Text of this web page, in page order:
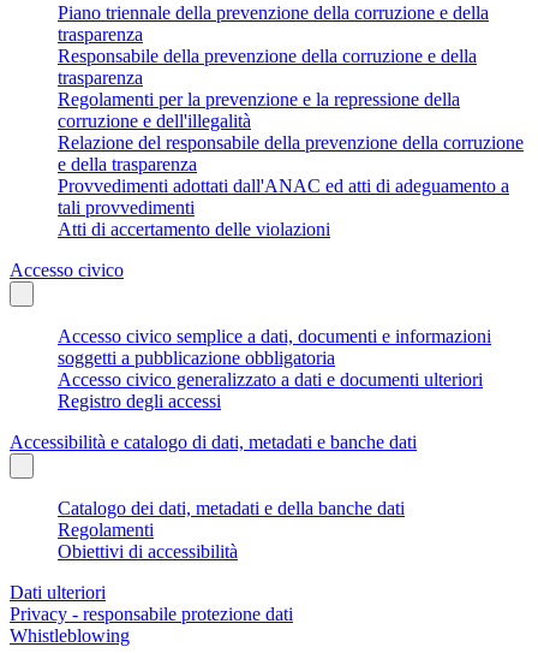
Piano triennale della prevenzione della corruzione e della
trasparenza
Responsabile della prevenzione della corruzione e della
trasparenza
Regolamenti per la prevenzione e la repressione della
corruzione e dell'illegalità
Relazione del responsabile della prevenzione della corruzione
e della trasparenza
Provvedimenti adottati dall'ANAC ed atti di adeguamento a
tali provvedimenti
Atti di accertamento delle violazioni
Accesso civico
Accesso civico semplice a dati, documenti e informazioni
soggetti a pubblicazione obbligatoria
Accesso civico generalizzato a dati e documenti ulteriori
Registro degli accessi
Accessibilità e catalogo di dati, metadati e banche dati
Catalogo dei dati, metadati e della banche dati
Regolamenti
Obiettivi di accessibilità
Dati ulteriori
Privacy - responsabile protezione dati
Whistleblowing